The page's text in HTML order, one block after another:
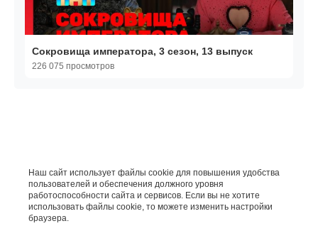
Сокровища императора, 3 сезон, 13 выпуск
226 075 просмотров
Наш сайт использует файлы cookie для повышения удобства
пользователей и обеспечения должного уровня
работоспособности сайта и сервисов. Если вы не хотите
использовать файлы cookie, то можете изменить настройки
браузера.